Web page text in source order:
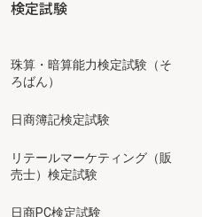
検定試験
珠算・暗算能力検定試験（そ
ろばん）
日商簿記検定試験
リテールマーケティング（販
売士）検定試験
日商PC検定試験